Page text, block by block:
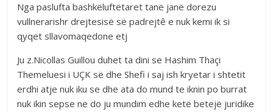
Nga paslufta bashkëluftëtaret tanë janë dorezu
vullnerarishr drejtesisë së padrejtê e nuk kemi ik si
qyqet sllavomaqedone etj
Ju z.Nicollas Guillou duhet ta dini se Hashim Thaçi
Themeluesi i UÇK së dhe Shefi i saj ish kryetar i shtetit
erdhi atje nuk iku se dhe ata do mund te iknin po burrat
nuk ikin sepse ne do ju mundim edhe ketë betejë juridike